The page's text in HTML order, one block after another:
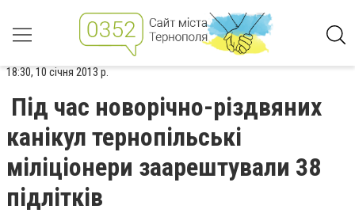
18:30, 10 січня 2013 р.
Під час новорічно-різдвяних
канікул тернопільські
міліціонери заарештували 38
підлітків